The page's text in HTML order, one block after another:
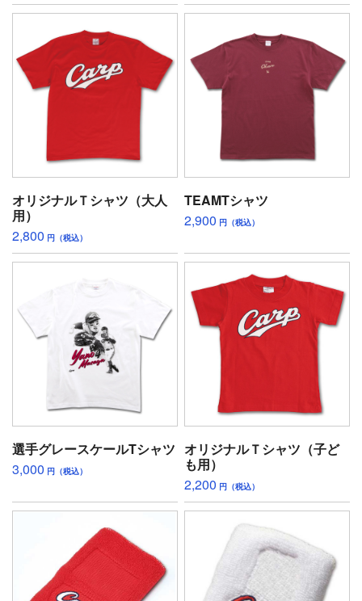
オリジナルＴシャツ（大人
用）
2,800 円（税込）
TEAMTシャツ
2,900 円（税込）
選手グレースケールTシャツ
3,000 円（税込）
オリジナルＴシャツ（子ど
も用）
2,200 円（税込）